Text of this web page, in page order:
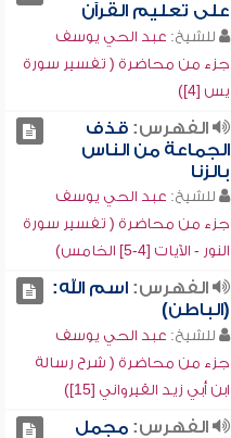
على تعليم القرآن
للشيخ: عبد الحي يوسف
جزء من محاضرة ( تفسير سورة
يس [4])
الفهرس:قذف
الجماعة من الناس
بالزنا
للشيخ: عبد الحي يوسف
جزء من محاضرة ( تفسير سورة
النور - الآيات [4-5] الخامس)
الفهرس:اسم الله:
(الباطن)
للشيخ: عبد الحي يوسف
جزء من محاضرة ( شرح رسالة
ابن أبي زيد القيرواني [15])
الفهرس:مجمل